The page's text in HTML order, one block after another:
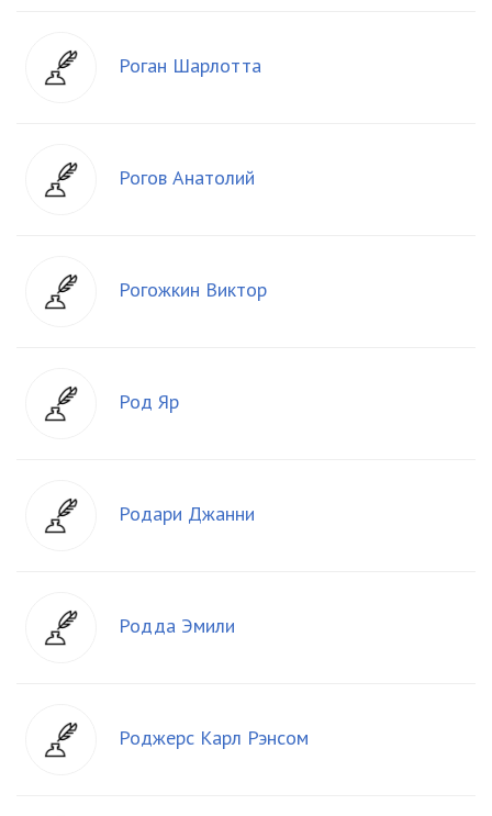
Роган Шарлотта
Рогов Анатолий
Рогожкин Виктор
Род Яр
Родари Джанни
Родда Эмили
Роджерс Карл Рэнсом